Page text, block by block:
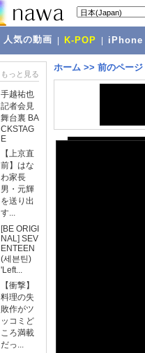
人気の動画 K-POP iPhone
もっと見る
手越祐也
記者会見
舞台裏 BA
CKSTAG
E
【上京直
前】はな
わ家長
男・元輝
を送り出
す...
[BE ORIGI
NAL] SEV
ENTEEN
(세븐틴)
'Left...
【衝撃】
料理の失
敗作がツ
ッコミど
ころ満載
だっ...
ホーム >> 前のページ